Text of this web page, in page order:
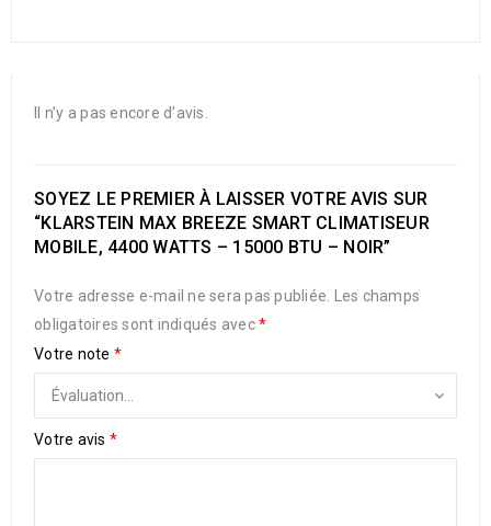
Il n’y a pas encore d’avis.
SOYEZ LE PREMIER À LAISSER VOTRE AVIS SUR
“KLARSTEIN MAX BREEZE SMART CLIMATISEUR
MOBILE, 4400 WATTS – 15000 BTU – NOIR”
Votre adresse e-mail ne sera pas publiée.
Les champs
obligatoires sont indiqués avec*
Votre note *
Votre avis *